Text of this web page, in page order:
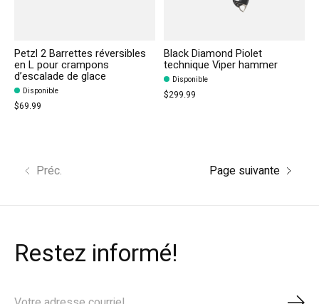
Petzl 2 Barrettes réversibles
en L pour crampons
d’escalade de glace
Disponible
$69.99
Black Diamond Piolet
technique Viper hammer
Disponible
$299.99
Préc. Page suivante
Restez informé!